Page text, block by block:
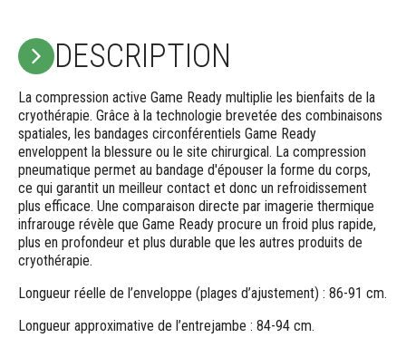
DESCRIPTION
La compression active Game Ready multiplie les bienfaits de la
cryothérapie. Grâce à la technologie brevetée des combinaisons
spatiales, les bandages circonférentiels Game Ready
enveloppent la blessure ou le site chirurgical. La compression
pneumatique permet au bandage d'épouser la forme du corps,
ce qui garantit un meilleur contact et donc un refroidissement
plus efficace. Une comparaison directe par imagerie thermique
infrarouge révèle que Game Ready procure un froid plus rapide,
plus en profondeur et plus durable que les autres produits de
cryothérapie.
Longueur réelle de l’enveloppe (plages d’ajustement) : 86-91 cm.
Longueur approximative de l’entrejambe : 84-94 cm.